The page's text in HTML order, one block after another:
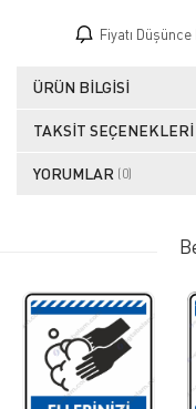
Fiyatı Düşünce
ÜRÜN BILGISI
TAKSIT SEÇENEKLERI
YORUMLAR (0)